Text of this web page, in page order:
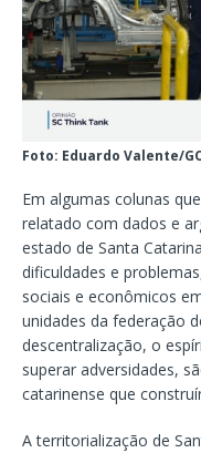
Foto: Eduardo Valente/
Em algumas colunas
relatado com dados e
estado de Santa
dificuldades e
sociais e econômicos
unidades da federação
descentralização, o
superar adversidades,
catarinense que
A territorialização de